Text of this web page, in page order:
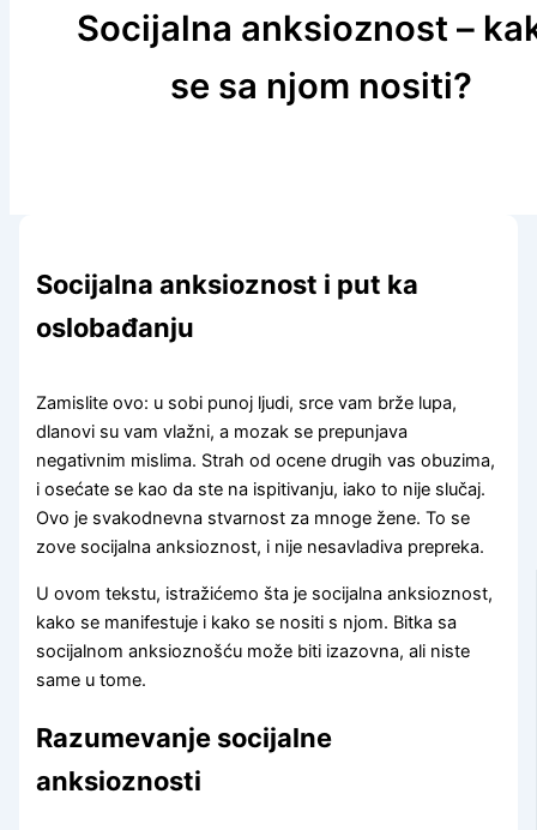
Socijalna anksioznost –
se sa njom nositi?
Socijalna anksioznost i put ka
oslobađanju
Zamislite ovo: u sobi punoj ljudi, srce vam brže lupa,
dlanovi su vam vlažni, a mozak se prepunjava
negativnim mislima. Strah od ocene drugih vas obuzima,
i osećate se kao da ste na ispitivanju, iako to nije slučaj.
Ovo je svakodnevna stvarnost za mnoge žene. To se
zove socijalna anksioznost, i nije nesavladiva prepreka.
U ovom tekstu, istražićemo šta je socijalna anksioznost,
kako se manifestuje i kako se nositi s njom. Bitka sa
socijalnom anksioznošću može biti izazovna, ali niste
same u tome.
Razumevanje socijalne
anksioznosti